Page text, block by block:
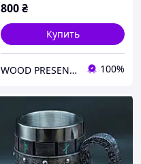
800₴
Купить
WOOD PRESENT STUDIO 100%